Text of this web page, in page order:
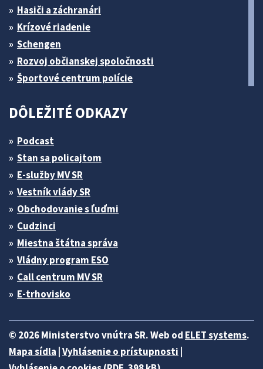
Hasiči a záchranári
Krízové riadenie
Schengen
Rozvoj občianskej spoločnosti
Športové centrum polície
DÔLEŽITÉ ODKAZY
Podcast
Stan sa policajtom
E-služby MV SR
Vestník vlády SR
Obchodovanie s ľuďmi
Cudzinci
Miestna štátna správa
Vládny program ESO
Call centrum MV SR
E-trhovisko
© 2026 Ministerstvo vnútra SR. Web od ELET systems.
Mapa sídla Vyhlásenie o prístupnosti